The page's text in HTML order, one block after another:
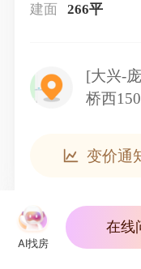
建面
266平
[大兴-
桥西
变价通
AI找房
在线